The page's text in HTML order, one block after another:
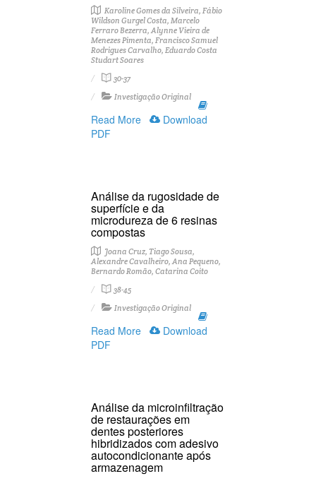
Karoline Gomes da Silveira, Fábio
Wildson Gurgel Costa, Marcelo
Ferraro Bezerra, Alynne Vieira de
Menezes Pimenta, Francisco Samuel
Rodrigues Carvalho, Eduardo Costa
Studart Soares
30-37
Investigação Original
Read More
Download
PDF
Análise da rugosidade de
superfície e da
microdureza de 6 resinas
compostas
Joana Cruz, Tiago Sousa,
Alexandre Cavalheiro, Ana Pequeno,
Bernardo Romão, Catarina Coito
38-45
Investigação Original
Read More
Download
PDF
Análise da microinfiltração
de restaurações em
dentes posteriores
hibridizados com adesivo
autocondicionante após
armazenagem